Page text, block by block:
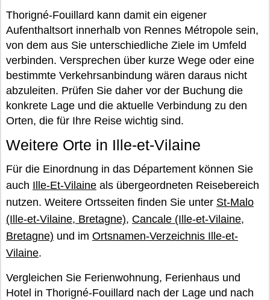
Thorigné-Fouillard kann damit ein eigener
Aufenthaltsort innerhalb von Rennes Métropole sein,
von dem aus Sie unterschiedliche Ziele im Umfeld
verbinden. Versprechen über kurze Wege oder eine
bestimmte Verkehrsanbindung wären daraus nicht
abzuleiten. Prüfen Sie daher vor der Buchung die
konkrete Lage und die aktuelle Verbindung zu den
Orten, die für Ihre Reise wichtig sind.
Weitere Orte in Ille-et-Vilaine
Für die Einordnung in das Département können Sie
auch Ille-Et-Vilaine als übergeordneten Reisebereich
nutzen. Weitere Ortsseiten finden Sie unter St-Malo
(Ille-et-Vilaine, Bretagne), Cancale (Ille-et-Vilaine,
Bretagne) und im Ortsnamen-Verzeichnis Ille-et-
Vilaine.
Vergleichen Sie Ferienwohnung, Ferienhaus und
Hotel in Thorigné-Fouillard nach der Lage und nach